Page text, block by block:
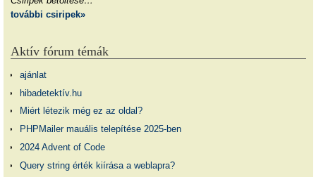
további csiripek»
Aktív fórum témák
ajánlat
hibadetektív.hu
Miért létezik még ez az oldal?
PHPMailer mauális telepítése 2025-ben
2024 Advent of Code
Query string érték kiírása a weblapra?